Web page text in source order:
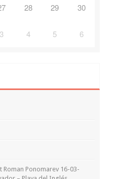
28 29 30
3 4 5 6
Ponomarev 16-03-